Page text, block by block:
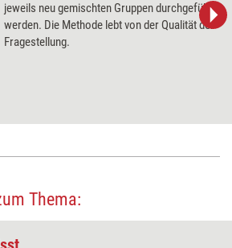
jeweils neu gemischten Gruppen durchgeführt
werden. Die Methode lebt von der Qualität der
Fragestellung.
Thema: